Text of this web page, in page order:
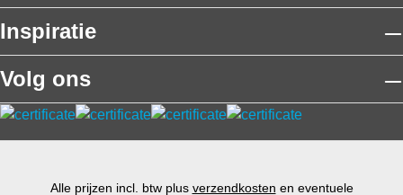
Inspiratie
Volg ons
Alle prijzen incl. btw plus verzendkosten en eventuele